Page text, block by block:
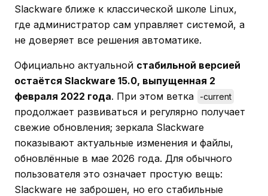
Slackware ближе к классической школе Linux,
где администратор сам управляет системой, а
не доверяет все решения автоматике.
Официально актуальной стабильной версией
остаётся Slackware 15.0, выпущенная 2
февраля 2022 года. При этом ветка -current
продолжает развиваться и регулярно получает
свежие обновления; зеркала Slackware
показывают актуальные изменения и файлы,
обновлённые в мае 2026 года. Для обычного
пользователя это означает простую вещь:
Slackware не заброшен, но его стабильные